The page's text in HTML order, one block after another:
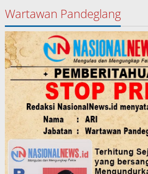
Wartawan Pandeglang